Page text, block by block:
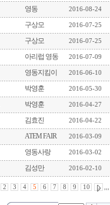
영동 2016-08-24
구상모 2016-07-25
구상모 2016-07-25
아리럽 영동 2016-07-09
영동지킴이 2016-06-10
박영훈 2016-05-30
박영훈 2016-04-27
김효진 2016-04-22
ATEM FAIR 2016-03-09
영동사랑 2016-03-02
김성만 2016-02-10
2 3 4 5 6 7 8 9 10 ,,,